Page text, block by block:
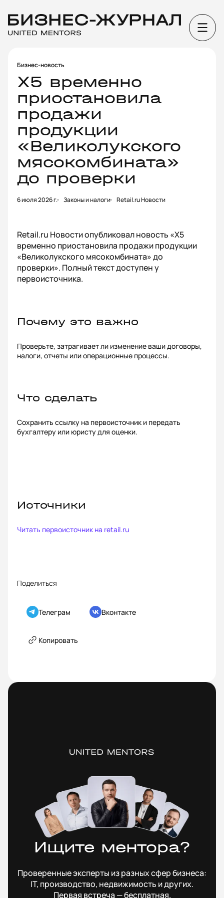
Бизнес-новость
X5 временно
приостановила
продажи
продукции
«Великолукского
мясокомбината»
до проверки
6 июля 2026 г. Законы и налоги Retail.ru Новости
Retail.ru Новости опубликовал новость «X5
временно приостановила продажи продукции
«Великолукского мясокомбината» до
проверки». Полный текст доступен у
первоисточника.
Почему это важно
Проверьте, затрагивает ли изменение ваши договоры,
налоги, отчеты или операционные процессы.
Что сделать
Сохранить ссылку на первоисточник и передать
бухгалтеру или юристу для оценки.
Источники
Читать первоисточник на retail.ru
Поделиться
Телеграм Вконтакте
Копировать
Ищите ментора?
Проверенные эксперты из разных сфер бизнеса:
IT, производство, недвижимость и других.
Первая встреча — бесплатная.